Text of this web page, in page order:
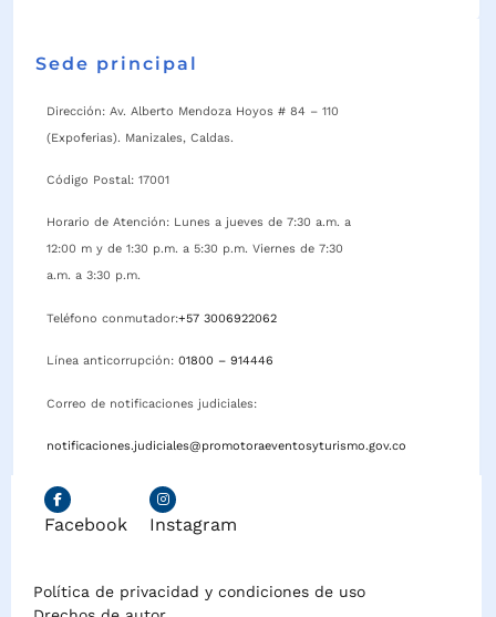
Sede principal
Dirección: Av. Alberto Mendoza Hoyos # 84 – 110
(Expoferias). Manizales, Caldas.
Código Postal: 17001
Horario de Atención: Lunes a jueves de 7:30 a.m. a
12:00 m y de 1:30 p.m. a 5:30 p.m. Viernes de 7:30
a.m. a 3:30 p.m.
Teléfono conmutador:+57 3006922062
Línea anticorrupción: 01800 – 914446
Correo de notificaciones judiciales:
notificaciones.judiciales@promotoraeventosyturismo.gov.co
Facebook Instagram
Política de privacidad y condiciones de uso